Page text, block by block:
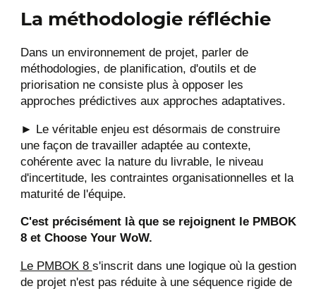
La méthodologie réfléchie
Dans un environnement de projet, parler de
méthodologies, de planification, d'outils et de
priorisation ne consiste plus à opposer les
approches prédictives aux approches adaptatives.
► Le véritable enjeu est désormais de construire
une façon de travailler adaptée au contexte,
cohérente avec la nature du livrable, le niveau
d'incertitude, les contraintes organisationnelles et la
maturité de l'équipe.
C'est précisément là que se rejoignent le PMBOK
8 et Choose Your WoW.
Le PMBOK 8 s'inscrit dans une logique où la gestion
de projet n'est pas réduite à une séquence rigide de